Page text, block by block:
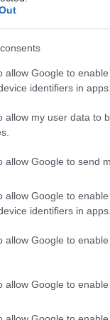
allow Google to
identifiers in apps.
allow my user data to
allow Google to send
allow Google to
identifiers in apps.
allow Google to
allow Google to
+39 345 356
di
news daGoogle